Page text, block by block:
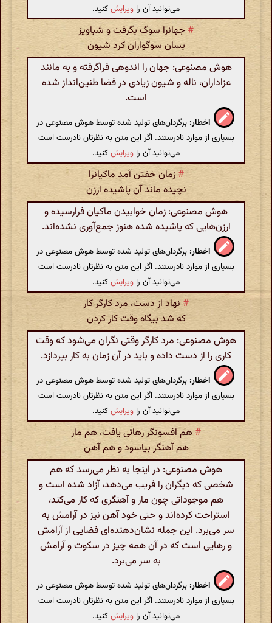
می‌توانید آن را ویرایشکنید.
# جهانرا سوگ بگرفت و شباویز
بسان سوگواران کرد شیون
هوش مصنوعی: جهان را اندوهی فراگرفته و به مانند
عزاداران، ناله و شیون زیادی در فضا طنین‌انداز شده
است.
اخطار: برگردان‌های تولید شده توسط هوش مصنوعی در
بسیاری از موارد نادرستند. اگر این متن به نظرتان نادرست است
می‌توانید آن را ویرایشکنید.
#زمان خفتن آمد ماکیانرا
نچیده ماند آن پاشیده ارزن
هوش مصنوعی: زمان خوابیدن ماکیان فرارسیده و
ارزن‌هایی که پاشیده شده هنوز جمع‌آوری نشده‌اند.
اخطار: برگردان‌های تولید شده توسط هوش مصنوعی در
بسیاری از موارد نادرستند. اگر این متن به نظرتان نادرست است
می‌توانید آن را ویرایشکنید.
# نهاد از دست، مرد کارگر کار
که شد بیگاه وقت کار کردن
هوش مصنوعی: مرد کارگر وقتی نگران می‌شود که وقت
کاری را از دست داده و باید در آن زمان به کار بپردازد.
اخطار: برگردان‌های تولید شده توسط هوش مصنوعی در
بسیاری از موارد نادرستند. اگر این متن به نظرتان نادرست است
می‌توانید آن را ویرایشکنید.
# هم افسونگر رهائی یافت، هم مار
هم آهنگر بیاسود و هم آهن
هوش مصنوعی: در اینجا به نظر می‌رسد که هم
شخصی که دیگران را فریب می‌دهد، آزاد شده است و
هم موجوداتی چون مار و آهنگری که کار می‌کند،
استراحت کرده‌اند و حتی خود آهن نیز در آرامش به
سر می‌برد. این جمله نشان‌دهنده‌ای فضایی از آرامش
و رهایی است که در آن همه چیز در سکوت و آرامش
به سر می‌برد.
اخطار: برگردان‌های تولید شده توسط هوش مصنوعی در
بسیاری از موارد نادرستند. اگر این متن به نظرتان نادرست است
می‌توانید آن را ویرایشکنید.